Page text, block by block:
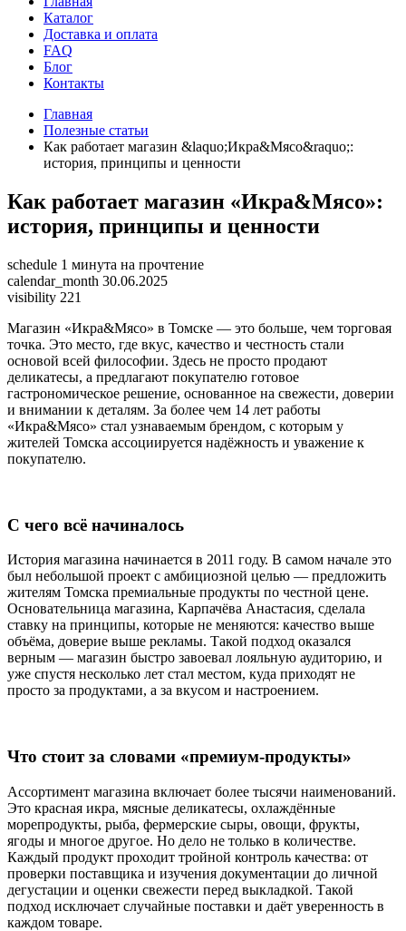
Каталог
Доставка и оплата
FAQ
Блог
Контакты
Главная
Полезные статьи
Как работает магазин &laquo;Икра&Мясо&raquo;:
история, принципы и ценности
Как работает магазин «Икра&Мясо»:
история, принципы и ценности
schedule 1 минута на прочтение
calendar_month 30.06.2025
visibility 221
Магазин «Икра&Мясо» в Томске — это больше, чем торговая
точка. Это место, где вкус, качество и честность стали
основой всей философии. Здесь не просто продают
деликатесы, а предлагают покупателю готовое
гастрономическое решение, основанное на свежести, доверии
и внимании к деталям. За более чем 14 лет работы
«Икра&Мясо» стал узнаваемым брендом, с которым у
жителей Томска ассоциируется надёжность и уважение к
покупателю.
С чего всё начиналось
История магазина начинается в 2011 году. В самом начале это
был небольшой проект с амбициозной целью — предложить
жителям Томска премиальные продукты по честной цене.
Основательница магазина, Карпачёва Анастасия, сделала
ставку на принципы, которые не меняются: качество выше
объёма, доверие выше рекламы. Такой подход оказался
верным — магазин быстро завоевал лояльную аудиторию, и
уже спустя несколько лет стал местом, куда приходят не
просто за продуктами, а за вкусом и настроением.
Что стоит за словами «премиум-продукты»
Ассортимент магазина включает более тысячи наименований.
Это красная икра, мясные деликатесы, охлаждённые
морепродукты, рыба, фермерские сыры, овощи, фрукты,
ягоды и многое другое. Но дело не только в количестве.
Каждый продукт проходит тройной контроль качества: от
проверки поставщика и изучения документации до личной
дегустации и оценки свежести перед выкладкой. Такой
подход исключает случайные поставки и даёт уверенность в
каждом товаре.